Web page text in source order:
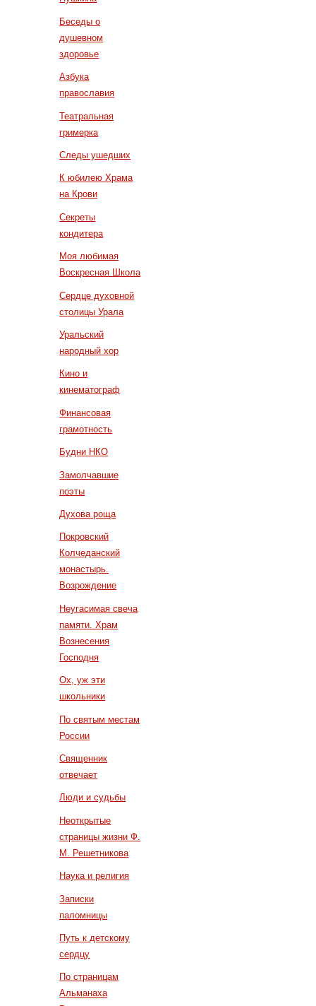
Беседы о
душевном
здоровье
Азбука
православия
Театральная
гримерка
Следы ушедших
К юбилею Храма
на Крови
Секреты
кондитера
Моя любимая
Воскресная Школа
Сердце духовной
столицы Урала
Уральский
народный хор
Кино и
кинематограф
Финансовая
грамотность
Будни НКО
Замолчавшие
поэты
Духова роща
Покровский
Колчеданский
монастырь.
Возрождение
Неугасимая свеча
памяти. Храм
Вознесения
Господня
Ох, уж эти
школьники
По святым местам
России
Священник
отвечает
Люди и судьбы
Неоткрытые
страницы жизни Ф.
М. Решетникова
Наука и религия
Записки
паломницы
Путь к детскому
сердцу
По страницам
Альманаха